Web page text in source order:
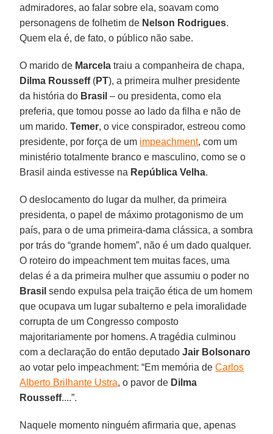
admiradores, ao falar sobre ela, soavam como
personagens de folhetim de Nelson Rodrigues.
Quem ela é, de fato, o público não sabe.
O marido de Marcela traiu a companheira de chapa,
Dilma Rousseff(PT), a primeira mulher presidente
da história do Brasil – ou presidenta, como ela
preferia, que tomou posse ao lado da filha e não de
um marido.Temer, o vice conspirador, estreou como
presidente, por força de um impeachment, com um
ministério totalmente branco e masculino, como se o
Brasil ainda estivesse na República Velha.
O deslocamento do lugar da mulher, da primeira
presidenta, o papel de máximo protagonismo de um
país, para o de uma primeira-dama clássica, a sombra
por trás do “grande homem”, não é um dado qualquer.
O roteiro do impeachment tem muitas faces, uma
delas é a da primeira mulher que assumiu o poder no
Brasil sendo expulsa pela traição ética de um homem
que ocupava um lugar subalterno e pela imoralidade
corrupta de um Congresso composto
majoritariamente por homens. A tragédia culminou
com a declaração do então deputadoJair Bolsonaro
ao votar pelo impeachment: “Em memória deCarlos
Alberto Brilhante Ustra, o pavor de Dilma
Rousseff....”.
Naquele momento ninguém afirmaria que, apenas